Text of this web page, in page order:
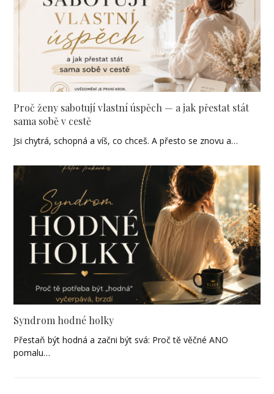
Proč ženy sabotují vlastní úspěch — a jak přestat stát
sama sobě v cestě
Jsi chytrá, schopná a víš, co chceš. A přesto se znovu a…
Syndrom hodné holky
Přestaň být hodná a začni být svá: Proč tě věčné ANO
pomalu…